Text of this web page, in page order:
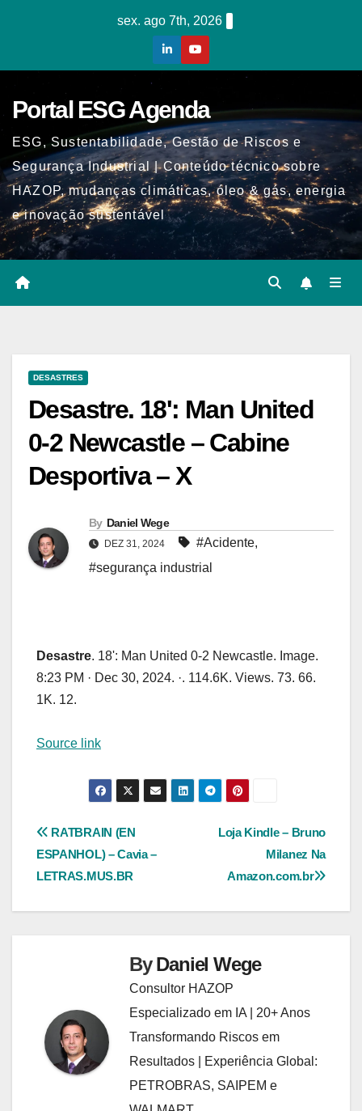
sex. ago 7th, 2026
Portal ESG Agenda
ESG, Sustentabilidade, Gestão de Riscos e
Segurança Industrial | Conteúdo técnico sobre
HAZOP, mudanças climáticas, óleo & gás, energia
e inovação sustentável
DESASTRES
Desastre. 18': Man United
0-2 Newcastle – Cabine
Desportiva – X
By Daniel Wege
DEZ 31, 2024 #Acidente,
#segurança industrial
Desastre. 18': Man United 0-2 Newcastle. Image.
8:23 PM · Dec 30, 2024. ·. 114.6K. Views. 73. 66.
1K. 12.
Source link
Navegação
de
Loja Kindle – Bruno
Milanez Na
Amazon.com.br
RATBRAIN (EN
ESPANHOL) – Cavia –
LETRAS.MUS.BR
ByDaniel Wege
Consultor HAZOP
Especializado em IA | 20+ Anos
Transformando Riscos em
Resultados | Experiência Global:
PETROBRAS, SAIPEM e